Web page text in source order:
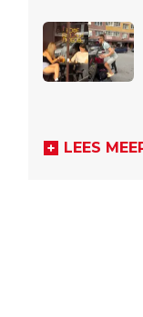
LEES